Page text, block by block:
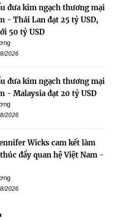
đưa kim ngạch thương mại
- Thái Lan đạt 25 tỷ USD,
50 tỷ USD
2026
đưa kim ngạch thương mại
- Malaysia đạt 20 tỷ USD
2026
Wicks cam kết làm
đẩy quan hệ Việt Nam -
2026